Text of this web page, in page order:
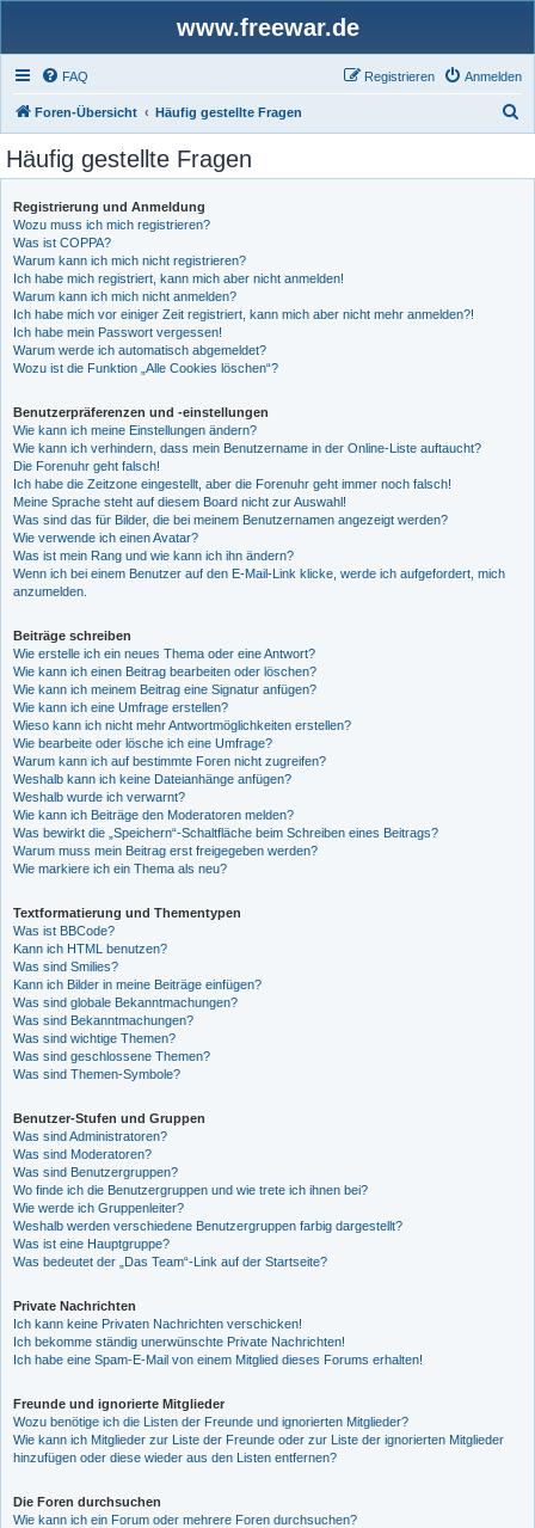
www.freewar.de
FAQ Anmelden
Registrieren
Foren-Übersicht Häufig gestellte Fragen
Häufig gestellte Fragen
Registrierung und Anmeldung
Wozu muss ich mich registrieren?
Was ist COPPA?
Warum kann ich mich nicht registrieren?
Ich habe mich registriert, kann mich aber nicht anmelden!
Warum kann ich mich nicht anmelden?
Ich habe mich vor einiger Zeit registriert, kann mich aber nicht mehr anmelden?!
Ich habe mein Passwort vergessen!
Warum werde ich automatisch abgemeldet?
Wozu ist die Funktion „Alle Cookies löschen“?
Benutzerpräferenzen und -einstellungen
Wie kann ich meine Einstellungen ändern?
Wie kann ich verhindern, dass mein Benutzername in der Online-Liste auftaucht?
Die Forenuhr geht falsch!
Ich habe die Zeitzone eingestellt, aber die Forenuhr geht immer noch falsch!
Meine Sprache steht auf diesem Board nicht zur Auswahl!
Was sind das für Bilder, die bei meinem Benutzernamen angezeigt werden?
Wie verwende ich einen Avatar?
Was ist mein Rang und wie kann ich ihn ändern?
Wenn ich bei einem Benutzer auf den E-Mail-Link klicke, werde ich aufgefordert, mich
anzumelden.
Beiträge schreiben
Wie erstelle ich ein neues Thema oder eine Antwort?
Wie kann ich einen Beitrag bearbeiten oder löschen?
Wie kann ich meinem Beitrag eine Signatur anfügen?
Wie kann ich eine Umfrage erstellen?
Wieso kann ich nicht mehr Antwortmöglichkeiten erstellen?
Wie bearbeite oder lösche ich eine Umfrage?
Warum kann ich auf bestimmte Foren nicht zugreifen?
Weshalb kann ich keine Dateianhänge anfügen?
Weshalb wurde ich verwarnt?
Wie kann ich Beiträge den Moderatoren melden?
Was bewirkt die „Speichern“-Schaltfläche beim Schreiben eines Beitrags?
Warum muss mein Beitrag erst freigegeben werden?
Wie markiere ich ein Thema als neu?
Textformatierung und Thementypen
Was ist BBCode?
Kann ich HTML benutzen?
Was sind Smilies?
Kann ich Bilder in meine Beiträge einfügen?
Was sind globale Bekanntmachungen?
Was sind Bekanntmachungen?
Was sind wichtige Themen?
Was sind geschlossene Themen?
Was sind Themen-Symbole?
Benutzer-Stufen und Gruppen
Was sind Administratoren?
Was sind Moderatoren?
Was sind Benutzergruppen?
Wo finde ich die Benutzergruppen und wie trete ich ihnen bei?
Wie werde ich Gruppenleiter?
Weshalb werden verschiedene Benutzergruppen farbig dargestellt?
Was ist eine Hauptgruppe?
Was bedeutet der „Das Team“-Link auf der Startseite?
Private Nachrichten
Ich kann keine Privaten Nachrichten verschicken!
Ich bekomme ständig unerwünschte Private Nachrichten!
Ich habe eine Spam-E-Mail von einem Mitglied dieses Forums erhalten!
Freunde und ignorierte Mitglieder
Wozu benötige ich die Listen der Freunde und ignorierten Mitglieder?
Wie kann ich Mitglieder zur Liste der Freunde oder zur Liste der ignorierten Mitglieder
hinzufügen oder diese wieder aus den Listen entfernen?
Die Foren durchsuchen
Wie kann ich ein Forum oder mehrere Foren durchsuchen?